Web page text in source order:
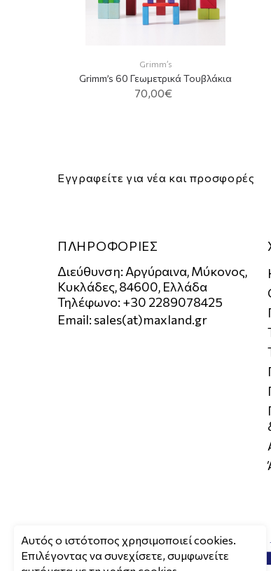
Grimm’s
Grimm’s 60 Γεωμετρικά Τουβλάκια
70,00€
Εγγραφείτε για νέα και προσφορές
ΠΛΗΡΟΦΟΡΙΕΣ
Διεύθυνση: Αργύραινα, Μύκονος,
Κυκλάδες, 84600, Ελλάδα
Τηλέφωνο: +30 2289078425
Email: sales(at)maxland.gr
Aυτός ο ιστότοπος χρησιμοποιεί cookies.
Επιλέγοντας να συνεχίσετε, συμφωνείτε